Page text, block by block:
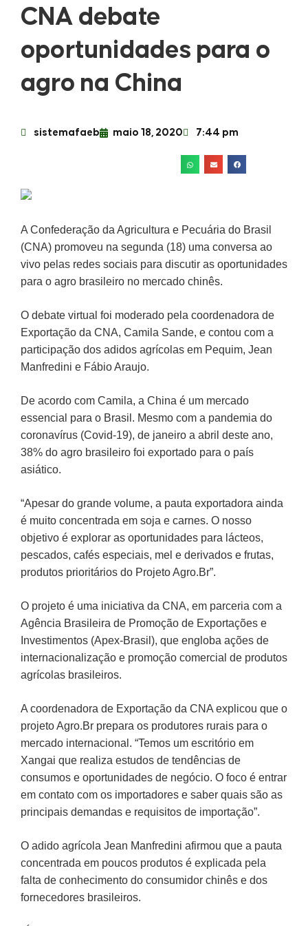
CNA debate
oportunidades para o
agro na China
sistemafaeb maio 18, 2020 7:44 pm
A Confederação da Agricultura e Pecuária do Brasil
(CNA) promoveu na segunda (18) uma conversa ao
vivo pelas redes sociais para discutir as oportunidades
para o agro brasileiro no mercado chinês.
O debate virtual foi moderado pela coordenadora de
Exportação da CNA, Camila Sande, e contou com a
participação dos adidos agrícolas em Pequim, Jean
Manfredini e Fábio Araujo.
De acordo com Camila, a China é um mercado
essencial para o Brasil. Mesmo com a pandemia do
coronavírus (Covid-19), de janeiro a abril deste ano,
38% do agro brasileiro foi exportado para o país
asiático.
“Apesar do grande volume, a pauta exportadora ainda
é muito concentrada em soja e carnes. O nosso
objetivo é explorar as oportunidades para lácteos,
pescados, cafés especiais, mel e derivados e frutas,
produtos prioritários do Projeto Agro.Br”.
O projeto é uma iniciativa da CNA, em parceria com a
Agência Brasileira de Promoção de Exportações e
Investimentos (Apex-Brasil), que engloba ações de
internacionalização e promoção comercial de produtos
agrícolas brasileiros.
A coordenadora de Exportação da CNA explicou que o
projeto Agro.Br prepara os produtores rurais para o
mercado internacional. “Temos um escritório em
Xangai que realiza estudos de tendências de
consumos e oportunidades de negócio. O foco é entrar
em contato com os importadores e saber quais são as
principais demandas e requisitos de importação”.
O adido agrícola Jean Manfredini afirmou que a pauta
concentrada em poucos produtos é explicada pela
falta de conhecimento do consumidor chinês e dos
fornecedores brasileiros.